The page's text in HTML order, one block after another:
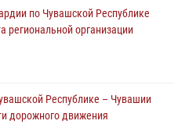
войск национальной гвардии
генерал армии Виктор Золотов
по Чувашской Республике
региональной организации
Республике – Чувашии
дорожного движения